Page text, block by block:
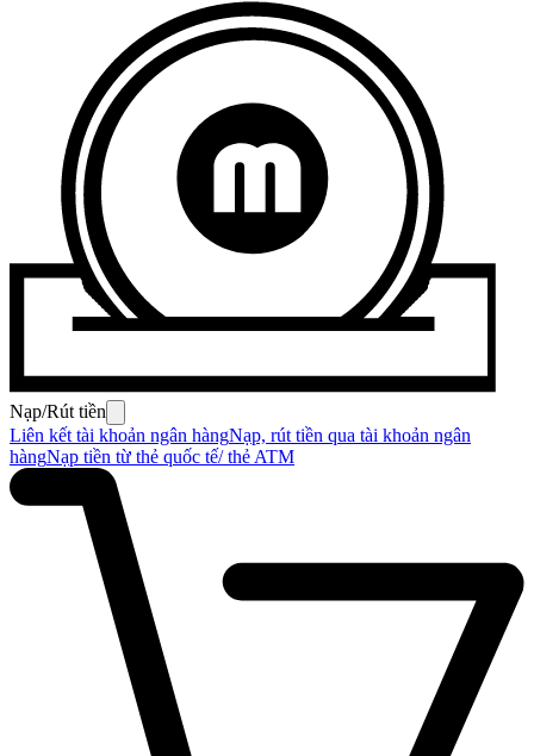
Nạp/Rút tiền
Liên kết tài khoản ngân hàngNạp, rút tiền qua tài khoản ngân
hàngNạp tiền từ thẻ quốc tế/ thẻ ATM